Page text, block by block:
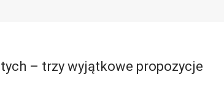
– trzy wyjątkowe propozycje